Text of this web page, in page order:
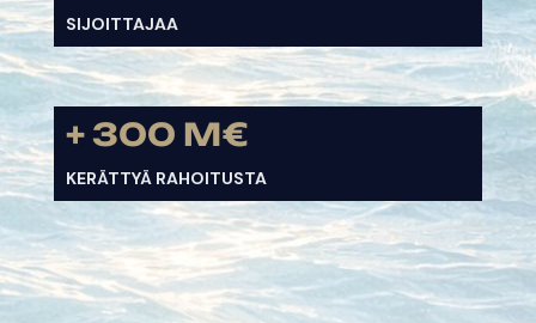
SIJOITTAJAA
+ 300 M€
KERÄTTYÄ RAHOITUSTA